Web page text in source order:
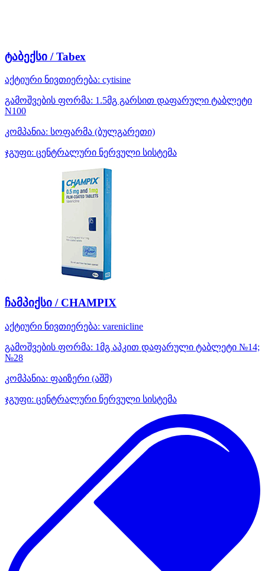
ტაბექსი / Tabex
აქტიური ნივთიერება: cytisine
გამოშვების ფორმა: 1.5მგ გარსით დაფარული ტაბლეტი
N100
კომპანია: სოფარმა (ბულგარეთი)
ჯგუფი: ცენტრალური ნერვული სისტემა
ჩამპიქსი / CHAMPIX
აქტიური ნივთიერება: varenicline
გამოშვების ფორმა: 1მგ აპკით დაფარული ტაბლეტი №14;
№28
კომპანია: ფაიზერი (აშშ)
ჯგუფი: ცენტრალური ნერვული სისტემა